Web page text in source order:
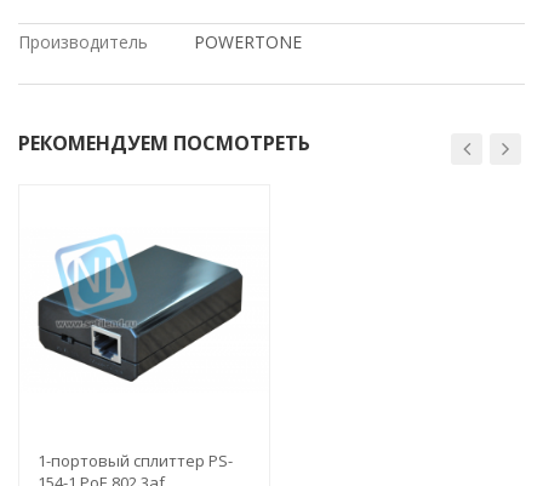
Производитель
POWERTONE
РЕКОМЕНДУЕМ ПОСМОТРЕТЬ
1-портовый сплиттер PS-